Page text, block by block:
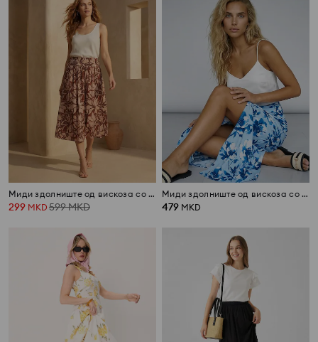
Миди здолниште од вискоза со цветен дезен
299 MKD 599MKD
Миди здолниште од вискоза со цветен дезен
479 MKD